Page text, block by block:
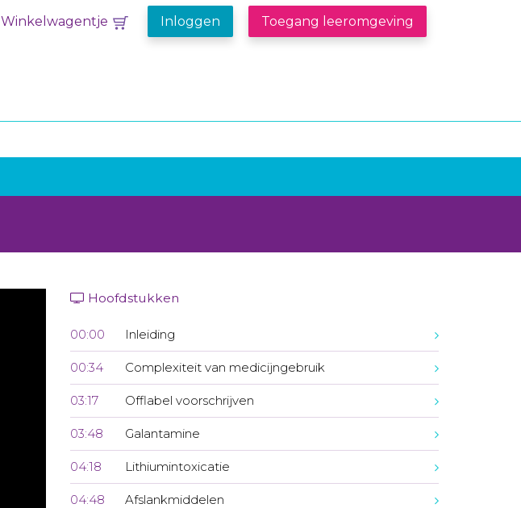
Winkelwagentje Inloggen Toegang leeromgeving
Hoofdstukken
00:00 Inleiding
00:34 Complexiteit van medicijngebruik
03:17 Offlabel voorschrijven
03:48 Galantamine
04:18 Lithiumintoxicatie
04:48 Afslankmiddelen